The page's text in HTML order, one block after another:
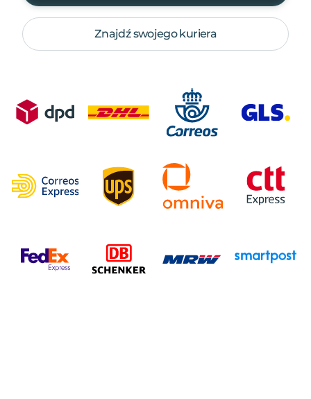
Znajdź swojego kuriera